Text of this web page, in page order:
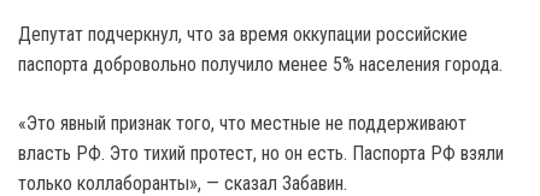
Депутат подчеркнул, что за время оккупации российские
паспорта добровольно получило менее 5% населения города.
«Это явный признак того, что местные не поддерживают
власть РФ. Это тихий протест, но он есть. Паспорта РФ взяли
только коллаборанты», — сказал Забавин.